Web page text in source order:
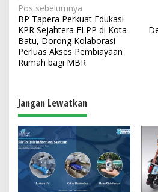
N
a
v
i
a
s
i
p
o
s
Pos sebelumnya
BP Tapera Perkuat Edukasi
KPR Sejahtera FLPP di Kota
Batu, Dorong Kolaborasi
Perluas Akses Pembiayaan
Rumah bagi MBR
Jangan Lewatkan